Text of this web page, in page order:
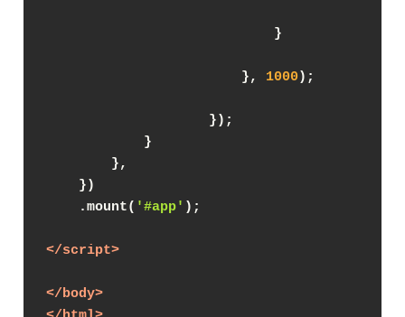
                            }
                        },
1000);
                    });
            }
        },
    })
    .mount(
'#app' );
</script>
</body>